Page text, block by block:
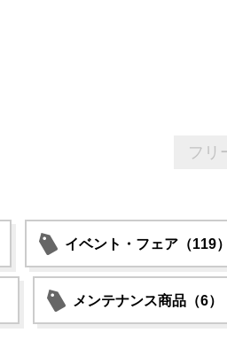
イベント・フェア（119）
メンテナンス商品（6）